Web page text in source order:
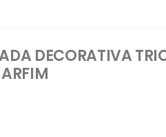
DECORATIVA